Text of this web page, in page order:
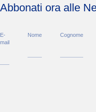
Abbonati ora alle
E-
mail
Nome Cognome